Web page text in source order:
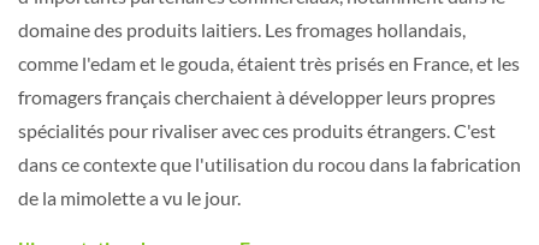
domaine des produits laitiers. Les fromages hollandais,
comme l'edam et le gouda, étaient très prisés en France, et les
fromagers français cherchaient à développer leurs propres
spécialités pour rivaliser avec ces produits étrangers. C'est
dans ce contexte que l'utilisation du rocou dans la fabrication
de la mimolette a vu le jour.